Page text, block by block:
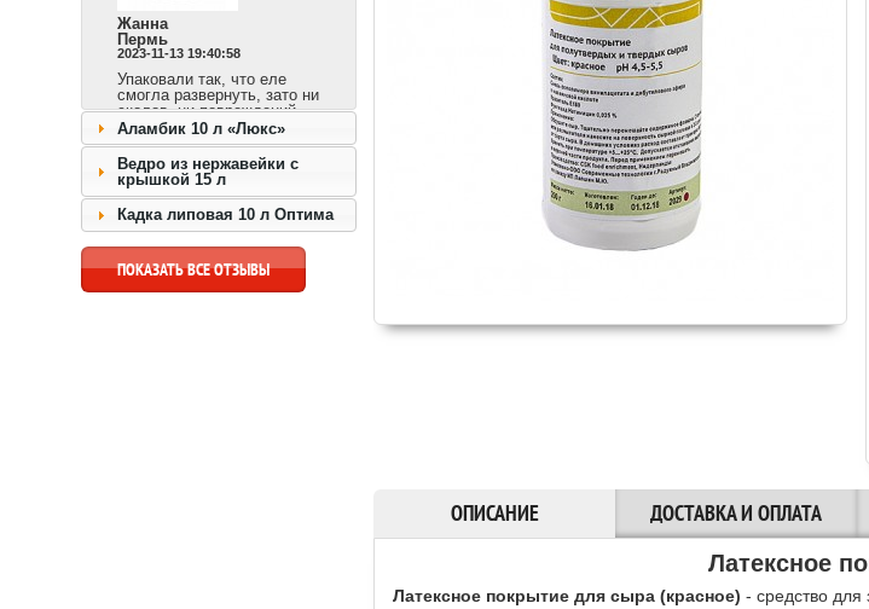
Жанна
Пермь
2023-11-13 19:40:58
Упаковали так, что еле
смогла развернуть, зато ни
сколов, ни повреждений.
Сразу видно,
ответственный продавец и
доставка быстрая.
перейти к товару >>
Аламбик 10 л «Люкс»
Ведро из нержавейки с
крышкой 15 л
Кадка липовая 10 л Оптима
ПОКАЗАТЬ ВСЕ ОТЗЫВЫ
ОПИСАНИЕ ДОСТАВКА И ОПЛАТА
Латексное
Латексное покрытие для сыра (красное) - средство